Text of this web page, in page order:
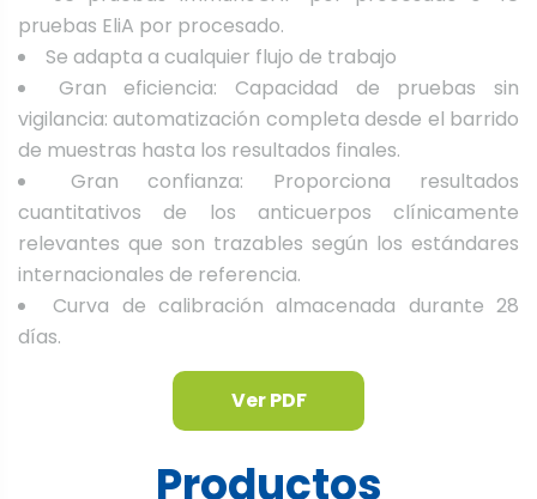
pruebas EliA por procesado.
Se adapta a cualquier flujo de trabajo
Gran eficiencia: Capacidad de pruebas sin
vigilancia: automatización completa desde el barrido
de muestras hasta los resultados finales.
Gran confianza: Proporciona resultados
cuantitativos de los anticuerpos clínicamente
relevantes que son trazables según los estándares
internacionales de referencia.
Curva de calibración almacenada durante 28
días.
Ver PDF
Productos